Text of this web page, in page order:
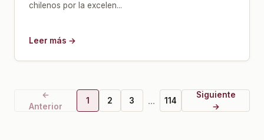
chilenos por la excelen...
Leer más →
←
Anterior
1 2 3 ... 114
Siguiente
→